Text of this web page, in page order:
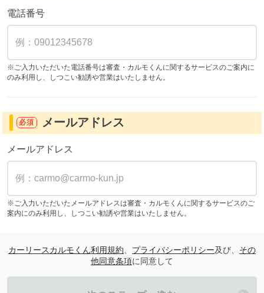
電話番号
※ご入力いただいた電話番号は審査・カルモくんに関するサービスのご案内に
のみ利用し、しつこい勧誘や営業はいたしません。
必須 メールアドレス
メールアドレス
※ご入力いただいたメールアドレスは審査・カルモくんに関するサービスのご
案内にのみ利用し、しつこい勧誘や営業はいたしません。
カーリースカルモくん利用規約 プライバシーポリシー及び、 その
他同意条項に同意して